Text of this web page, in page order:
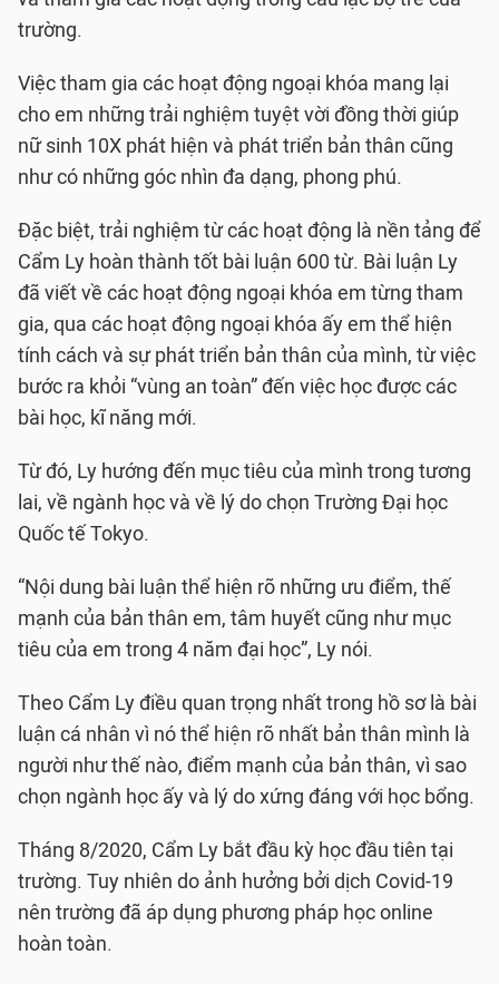
trường.
Việc tham gia các hoạt động ngoại khóa mang lại
cho em những trải nghiệm tuyệt vời đồng thời giúp
nữ sinh 10X phát hiện và phát triển bản thân cũng
như có những góc nhìn đa dạng, phong phú.
Đặc biệt, trải nghiệm từ các hoạt động là nền tảng để
Cẩm Ly hoàn thành tốt bài luận 600 từ. Bài luận Ly
đã viết về các hoạt động ngoại khóa em từng tham
gia, qua các hoạt động ngoại khóa ấy em thể hiện
tính cách và sự phát triển bản thân của mình, từ việc
bước ra khỏi “vùng an toàn” đến việc học được các
bài học, kĩ năng mới.
Từ đó, Ly hướng đến mục tiêu của mình trong tương
lai, về ngành học và về lý do chọn Trường Đại học
Quốc tế Tokyo.
“Nội dung bài luận thể hiện rõ những ưu điểm, thế
mạnh của bản thân em, tâm huyết cũng như mục
tiêu của em trong 4 năm đại học”, Ly nói.
Theo Cẩm Ly điều quan trọng nhất trong hồ sơ là bài
luận cá nhân vì nó thể hiện rõ nhất bản thân mình là
người như thế nào, điểm mạnh của bản thân, vì sao
chọn ngành học ấy và lý do xứng đáng với học bổng.
Tháng 8/2020, Cẩm Ly bắt đầu kỳ học đầu tiên tại
trường. Tuy nhiên do ảnh hưởng bởi dịch Covid-19
nên trường đã áp dụng phương pháp học online
hoàn toàn.